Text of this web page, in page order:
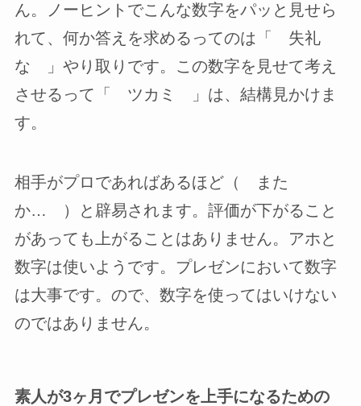
ん。ノーヒントでこんな数字をパッと見せら
れて、何か答えを求めるってのは「 失礼
な 」やり取りです。この数字を見せて考え
させるって「 ツカミ 」は、結構見かけま
す。
相手がプロであればあるほど（ また
か… ）と辟易されます。評価が下がること
があっても上がることはありません。アホと
数字は使いようです。プレゼンにおいて数字
は大事です。ので、数字を使ってはいけない
のではありません。
素人が3ヶ月でプレゼンを上手になるための